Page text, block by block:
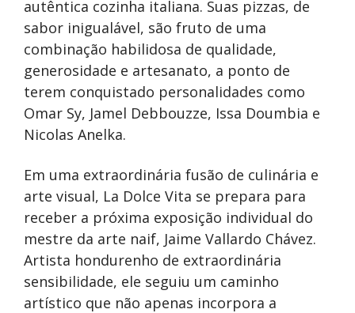
autêntica cozinha italiana. Suas pizzas, de
sabor inigualável, são fruto de uma
combinação habilidosa de qualidade,
generosidade e artesanato, a ponto de
terem conquistado personalidades como
Omar Sy, Jamel Debbouzze, Issa Doumbia e
Nicolas Anelka.
Em uma extraordinária fusão de culinária e
arte visual, La Dolce Vita se prepara para
receber a próxima exposição individual do
mestre da arte naif, Jaime Vallardo Chávez.
Artista hondurenho de extraordinária
sensibilidade, ele seguiu um caminho
artístico que não apenas incorpora a